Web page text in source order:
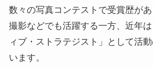
数々の写真コンテストで受賞歴が
撮影などでも活躍する一方、近年
ィブ・ストラテジスト」として活
います。